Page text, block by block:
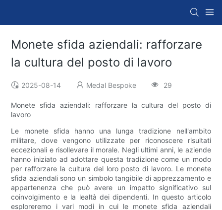
Monete sfida aziendali: rafforzare
la cultura del posto di lavoro
2025-08-14 Medal Bespoke 29
Monete sfida aziendali: rafforzare la cultura del posto di
lavoro
Le monete sfida hanno una lunga tradizione nell'ambito
militare, dove vengono utilizzate per riconoscere risultati
eccezionali e risollevare il morale. Negli ultimi anni, le aziende
hanno iniziato ad adottare questa tradizione come un modo
per rafforzare la cultura del loro posto di lavoro. Le monete
sfida aziendali sono un simbolo tangibile di apprezzamento e
appartenenza che può avere un impatto significativo sul
coinvolgimento e la lealtà dei dipendenti. In questo articolo
esploreremo i vari modi in cui le monete sfida aziendali